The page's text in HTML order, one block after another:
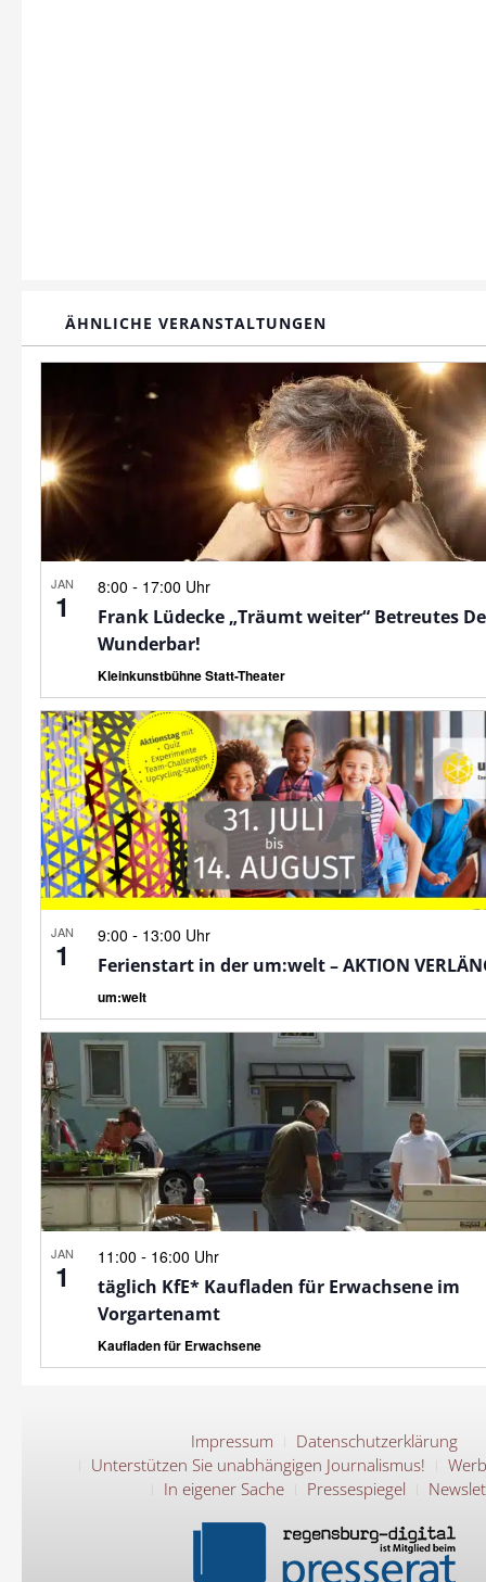
ÄHNLICHE VERANSTALTUNGEN
JAN
1
8:00 - 17:00 Uhr
Frank Lüdecke „Träumt weiter“ Betreutes
Wunderbar!
Kleinkunstbühne Statt-Theater
JAN
1
9:00 - 13:00 Uhr
Ferienstart in der um:welt – AKTION
um:welt
JAN
1
11:00 - 16:00 Uhr
täglich KfE* Kaufladen für Erwachsene im
Vorgartenamt
Kaufladen für Erwachsene
Impressum
Datenschutzerklärung
Unterstützen Sie unabhängigen Journalismus!
In eigener Sache
Pressespiegel